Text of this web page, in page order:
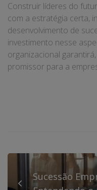
Construir líderes do
com a estratégia certa,
desenvolvimento de
investimento nesse
organizacional
promissor para a
Sucessão